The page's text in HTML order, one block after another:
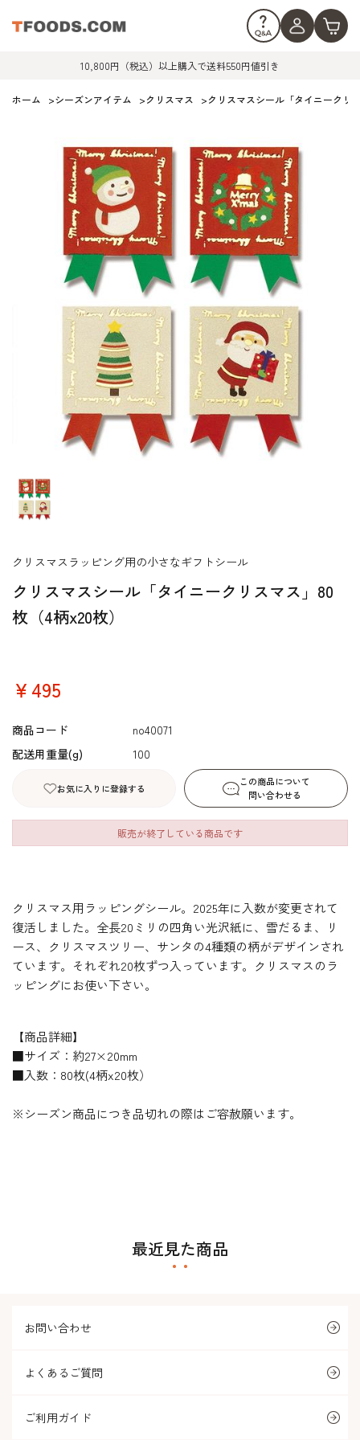
10,800円（税込）以上購入で送料550円値引き
ホーム >シーズンアイテム >クリスマス >クリスマスシール「タイニークリ
クリスマスシール「タイニークリスマス」80
枚（4柄x20枚）
クリスマスラッピング用の小さなギフトシール
￥495
商品コード
no40071
配送用重量(g)
100
お気に入りに登録する
この商品について
問い合わせる
販売が終了している商品です
クリスマス用ラッピングシール。2025年に入数が変更されて
復活しました。全長20ミリの四角い光沢紙に、雪だるま、リ
ース、クリスマスツリー、サンタの4種類の柄がデザインされ
ています。それぞれ20枚ずつ入っています。クリスマスのラ
ッピングにお使い下さい。
【商品詳細】
■サイズ：約27×20mm
■入数：80枚(4柄x20枚）
※シーズン商品につき品切れの際はご容赦願います。
最近見た商品
お問い合わせ
よくあるご質問
ご利用ガイド